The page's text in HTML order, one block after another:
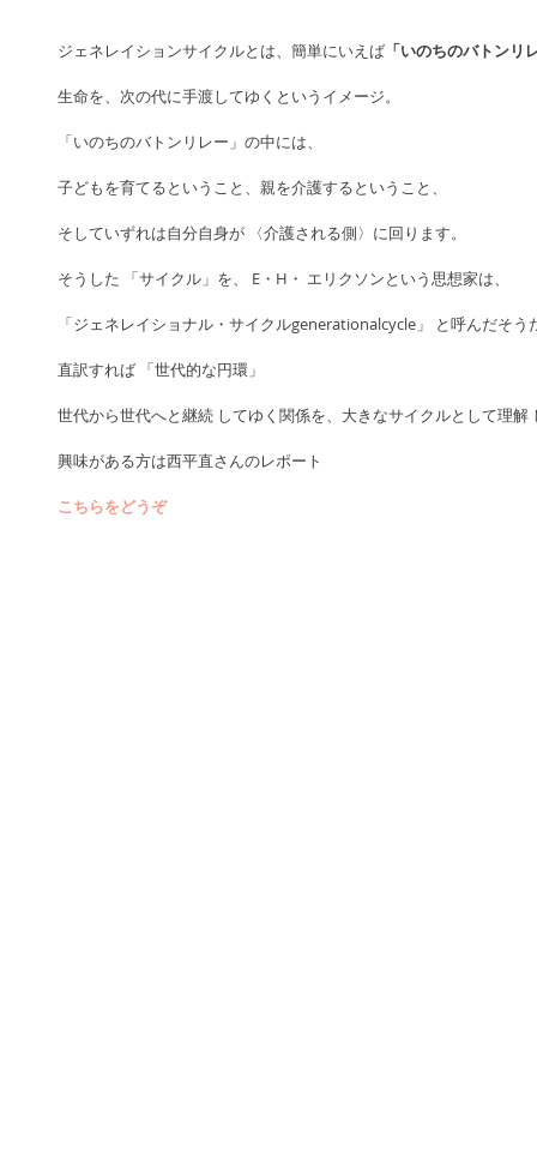
ジェネレイションサイクルとは、簡単にいえば 「いのちのバトンリ
生命を、次の代に手渡してゆくというイメージ。
「いのちのバトンリレー」の中には、
子どもを育てるということ、親を介護するということ、
そしていずれは自分自身が 〈介護される側〉に回ります。
そうした 「サイクル」を、 E・H・ エリクソンという思想家は、
「ジェネレイショナル・サイクルgenerationalcycle」 と呼んだそう
直訳すれば 「世代的な円環」
世代から世代へと継続 してゆく関係を、大きなサイクルとして理解
興味がある方は西平直さんのレポート
こちらをどうぞ